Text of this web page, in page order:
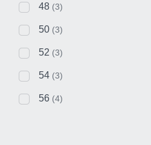
48 (3)
50 (3)
52 (3)
54 (3)
56 (4)